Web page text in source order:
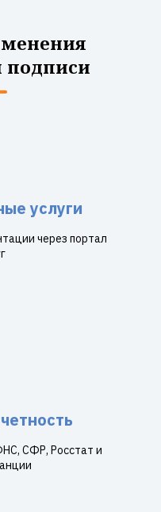
подписи
услуги
через портал
СФР, Росстат и